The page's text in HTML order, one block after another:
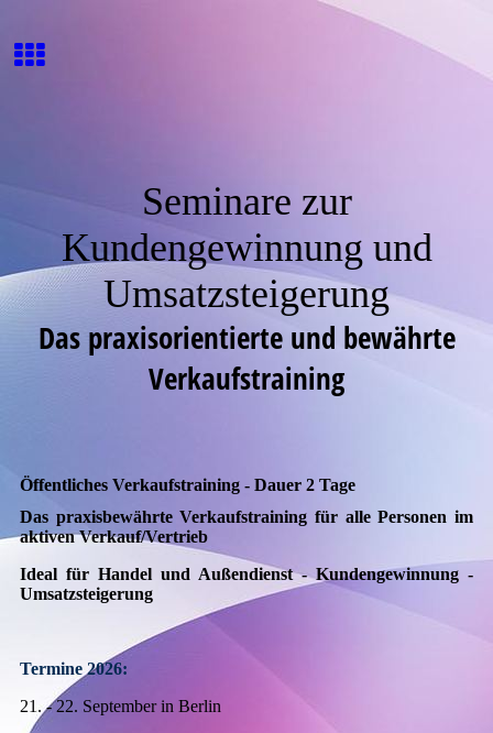
Seminare zur
Kundengewinnung und
Umsatzsteigerung
Das praxisorientierte und bewährte
Verkaufstraining
Öffentliches Verkaufstraining - Dauer 2 Tage
Das praxisbewährte Verkaufstraining für alle Personen im
aktiven Verkauf/Vertrieb
Ideal für Handel und Außendienst - Kundengewinnung -
Umsatzsteigerung
Termine 2026:
21. - 22. September in Berlin